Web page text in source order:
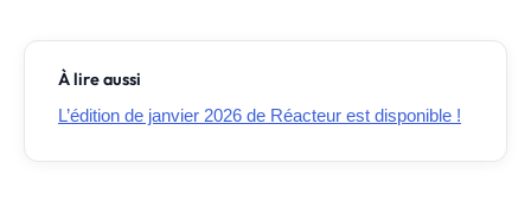
À lire aussi
L’édition de janvier 2026 de Réacteur est disponible !